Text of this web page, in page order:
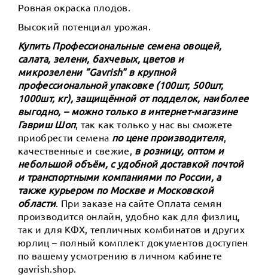
Ровная окраска плодов.
Высокий потенциал урожая.
Купить Профессиональные семена овощей,
салата, зелени, бахчевых, цветов и
микрозелени ”Gavrish" в крупной
профессиональной упаковке (100шт, 500шт,
1000шт, кг), защищённой от подделок, наиболее
выгодно, – можно только в интернет-магазине
Гавриш Шоп, так как только у нас вы сможете
приобрести семена по цене производителя,
качественные и свежие, в розницу, оптом и
небольшой объём, с удобной доставкой почтой
и транспортными компаниями по России, а
также курьером по Москве и Московской
области. При заказе на сайте Оплата семян
производится онлайн, удобно как для физлиц,
так и для КФХ, тепличных комбинатов и других
юрлиц – полный комплект документов доступен
по вашему усмотрению в личном кабинете
gavrish.shop.